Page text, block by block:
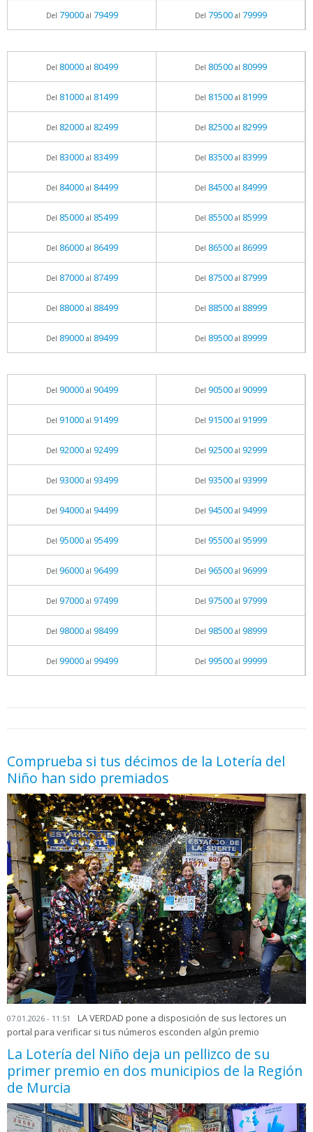
Del 79000al 79499 Del 79500al 79999
Del 80000al 80499 Del 80500al 80999
Del 81000al 81499 Del 81500al 81999
Del 82000al 82499 Del 82500al 82999
Del 83000al 83499 Del 83500al 83999
Del 84000al 84499 Del 84500al 84999
Del 85000al 85499 Del 85500al 85999
Del 86000al 86499 Del 86500al 86999
Del 87000al 87499 Del 87500al 87999
Del 88000al 88499 Del 88500al 88999
Del 89000al 89499 Del 89500al 89999
Del 90000al 90499 Del 90500al 90999
Del 91000al 91499 Del 91500al 91999
Del 92000al 92499 Del 92500al 92999
Del 93000al 93499 Del 93500al 93999
Del 94000al 94499 Del 94500al 94999
Del 95000al 95499 Del 95500al 95999
Del 96000al 96499 Del 96500al 96999
Del 97000al 97499 Del 97500al 97999
Del 98000al 98499 Del 98500al 98999
Del 99000al 99499 Del 99500al 99999
Comprueba si tus décimos de la Lotería del
Niño han sido premiados
07.01.2026 - 11:51
LA VERDAD pone a disposición de sus lectores un
portal para verificar si tus números esconden algún premio
La Lotería del Niño deja un pellizco de su
primer premio en dos municipios de la Región
de Murcia